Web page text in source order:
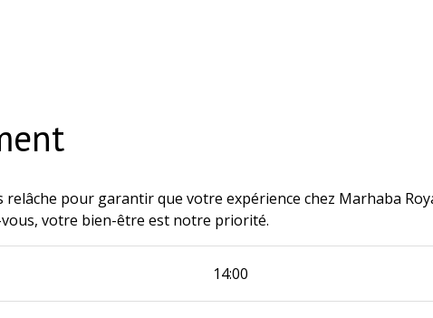
pour garantir que votre expérience chez Marhaba
votre bien-être est notre priorité.
14:00